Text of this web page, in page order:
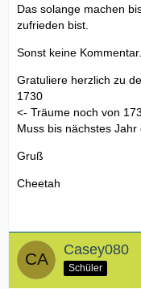
Das solange machen
zufrieden bist.
Sonst keine Kommentar.
Gratuliere herzlich zu
1730
<- Träume noch von
Muss bis nächstes Jahr
Gruß
Cheetah
Casey080
Schüler